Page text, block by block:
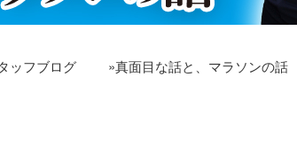
ッフブログ »真面目な話と、マラソンの話